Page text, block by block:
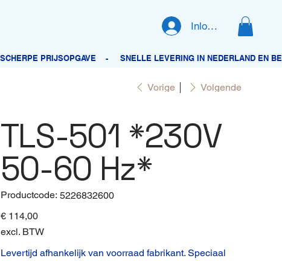
Inloggen
Vorige Volgende
TLS-501 *230V
50-60 Hz*
Productcode: Productcode
5226832600
5226832600
Prijs
€ 114,00
excl. BTW
Levertijd afhankelijk van voorraad fabrikant. Speciaal